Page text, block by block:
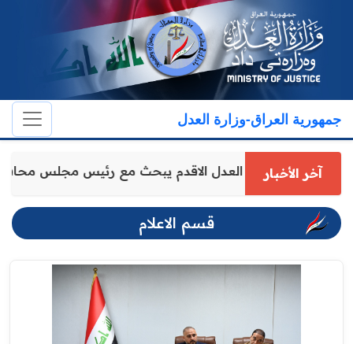
جمهورية العراق-وزارة العدل
آخر الأخباروكيل وزارة العدل الاقدم يبحث مع رئيس مجلس
قسم الاعلام